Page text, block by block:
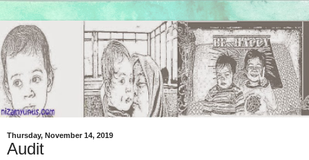
Thursday, November 14, 2019
Audit